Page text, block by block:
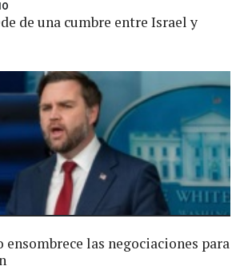
de una cumbre entre Israel y
ensombrece las negociaciones para